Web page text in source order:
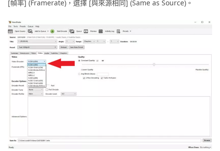
[幀率] (Framerate)，選擇 [與來源相同] (Same as Source)。